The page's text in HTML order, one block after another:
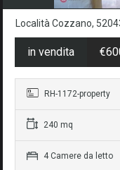
Località Cozzano,
in vendita
RH-1172-property
240 mq
4 Camere da letto